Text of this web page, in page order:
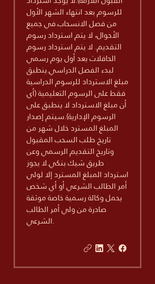
للرسوم بعد انتهاء الشهر الأول
من فصل الانسحاب.في جميع
الأحوال، لا يتم استرداد رسوم
التقديم. لا يتم استرداد رسوم
الحافلات بعد أول يوم رسمي
لبدء الفصل الدراسي.ينطبق
مبلغ الاسترداد للرسوم الدراسية
فقط على الرسوم التعليمية (أي
أن مبلغ الاسترداد لا ينطبق على
الرسوم الإدارية).سيتم إصدار
المبلغ المسترد خلال شهر من
تاريخ طلب السحب المقبول
وتاريخ التقديم الرسمي وعن
طريق شيك بنكي.لا يجوز
استرداد المبلغ المسترد إلا لولي
أمر الطالب الشرعي أو أي شخص
يحمل وكالة رسمية خاصة موثقة
صادرة من ولي أمر الطالب
الشرعي.